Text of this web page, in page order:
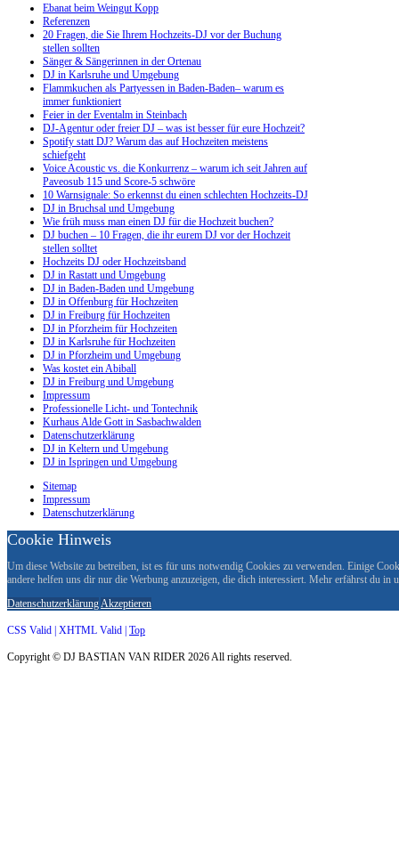
Ebanat beim Weingut Kopp
Referenzen
20 Fragen, die Sie Ihrem Hochzeits-DJ vor der Buchung
stellen sollten
Sänger & Sängerinnen in der Ortenau
DJ in Karlsruhe und Umgebung
Flammkuchen als Partyessen in Baden-Baden– warum es
immer funktioniert
Feier in der Eventalm in Steinbach
DJ-Agentur oder freier DJ – was ist besser für eure Hochzeit?
Spotify statt DJ? Warum das auf Hochzeiten meistens
schiefgeht
Voice Acoustic vs. die Konkurrenz – warum ich seit Jahren auf
Paveosub 115 und Score-5 schwöre
10 Warnsignale: So erkennst du einen schlechten Hochzeits-DJ
DJ in Bruchsal und Umgebung
Wie früh muss man einen DJ für die Hochzeit buchen?
DJ buchen – 10 Fragen, die ihr eurem DJ vor der Hochzeit
stellen solltet
Hochzeits DJ oder Hochzeitsband
DJ in Rastatt und Umgebung
DJ in Baden-Baden und Umgebung
DJ in Offenburg für Hochzeiten
DJ in Freiburg für Hochzeiten
DJ in Pforzheim für Hochzeiten
DJ in Karlsruhe für Hochzeiten
DJ in Pforzheim und Umgebung
Was kostet ein Abiball
DJ in Freiburg und Umgebung
Impressum
Professionelle Licht- und Tontechnik
Kurhaus Alde Gott in Sasbachwalden
Datenschutzerklärung
DJ in Keltern und Umgebung
DJ in Ispringen und Umgebung
Sitemap
Impressum
Datenschutzerklärung
Cookie Hinweis
Um diese Website zu betreiben, ist es für uns notwendig Cookies zu verwenden. Einige
andere helfen uns dir nur die Werbung anzuzeigen, die dich interessiert. Mehr erfährst du in
Datenschutzerklärung Akzeptieren
CSS Valid | XHTML Valid | Top
Copyright © DJ BASTIAN VAN RIDER 2026 All rights reserved.